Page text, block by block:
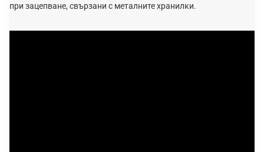
при зацепване, свързани с металните хранилки.